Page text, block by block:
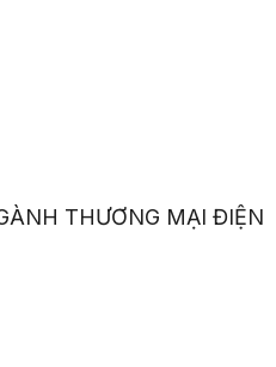
THƯƠNG MẠI ĐIỆN